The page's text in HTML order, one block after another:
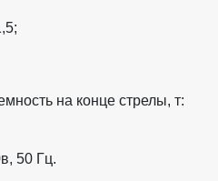
на конце стрелы, т:
50 Гц.